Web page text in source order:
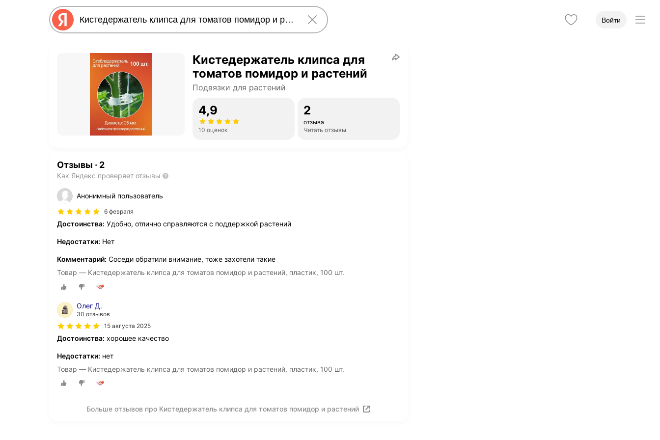
Войти
Кистедержатель клипса для
томатов помидор и растений
Подвязки для растений
4,9
10 оценок
2
отзыва
Читать отзывы
Отзывы · 2
Как Яндекс проверяет отзывы
Анонимный пользователь
6 февраля
Достоинства: Удобно, отлично справляются с поддержкой растений
Недостатки: Нет
Комментарий: Соседи обратили внимание, тоже захотели такие
Товар — Кистедержатель клипса для томатов помидор и растений, пластик, 100 шт.
Олег Д.
30 отзывов
15 августа 2025
Достоинства: хорошее качество
Недостатки: нет
Товар — Кистедержатель клипса для томатов помидор и растений, пластик, 100 шт.
Больше отзывов про Кистедержатель клипса для томатов помидор и растений